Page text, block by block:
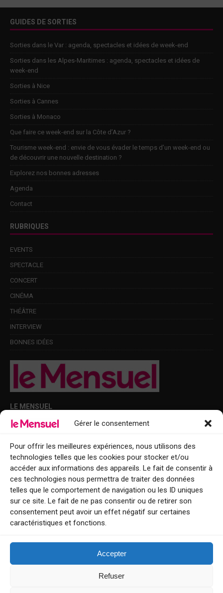
Gérer le consentement
Pour offrir les meilleures expériences, nous utilisons des
technologies telles que les cookies pour stocker et/ou
accéder aux informations des appareils. Le fait de consentir à
ces technologies nous permettra de traiter des données
telles que le comportement de navigation ou les ID uniques
sur ce site. Le fait de ne pas consentir ou de retirer son
consentement peut avoir un effet négatif sur certaines
caractéristiques et fonctions.
Accepter
Refuser
GUIDES DE SORTIES
Sorties dans le Var : agenda, spectacles et idées de week-end
Sorties dans les Alpes-Maritimes : agenda, spectacles et idées de
week-end
Sorties à Nice
Sorties à Cannes
Sorties à Monaco
Que faire ce week-end sur la Côte d’Azur ?
Tourisme week-end : envie de vous évader le temps d’un week-end ou
de découvrir une nouvelle destination ?
Explorez nos bonnes adresses
Agenda
Contact
RUBRIQUES
EVENTS
SPECTACLE
CONCERT
CINÉMA
THÉÂTRE
INTERVIEW
BONNES IDÉES
LE MENSUEL
Points de diffusion Var et Alpes-Maritimes : oû trouver Le Mensuel ?
Le Mensuel en PDF : consultez le magazine en ligne
Qui sommes-nous ?
BFM Top Sorties
EVENT
Tourisme week-end : envie de vous évader le temps d’un week-end ou
Explorez nos bonnes adresses
Contact